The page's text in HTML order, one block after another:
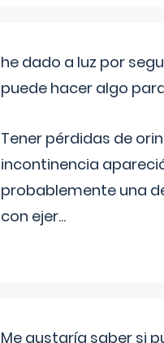
he dado a luz por
puede hacer algo
Tener pérdidas de
incontinencia
probablemente una
con ejer...
Me gustaría saber si